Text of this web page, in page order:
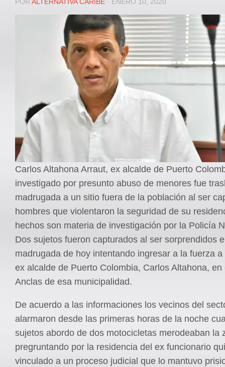
Instagram
Registro ISSN: 2711-3299
Carlos Altahona Arraut, ex alcalde de Puerto
investigado por presunto abuso de menores fue
madrugada a un sitio fuera de la población al ser
hombres que violentaron la seguridad de su
hechos son materia de investigación por la Policía
Dos sujetos fueron capturados al ser sorprendidos
madrugada de hoy intentando ingresar a la fuerza
ex alcalde de Puerto Colombia, Carlos Altahona, en
Anclas de esa municipalidad.
De acuerdo a las informaciones los vecinos del
alarmaron desde las primeras horas de la noche
sujetos abordo de dos motocicletas merodeaban la
pregruntando por la residencia del ex funcionario
vinculado a un proceso judicial que lo mantuvo